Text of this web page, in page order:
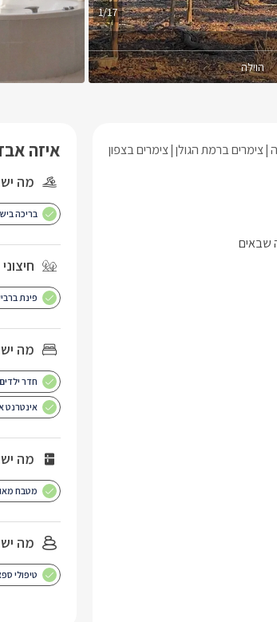
1/17
הוילה
צימרים ברמת הגולן צימרים בצפון איזה
מה
בריכה
חיצוני
פינת
מה
חדר
אינטרנט
מה
מטבח
מה
טיפולי